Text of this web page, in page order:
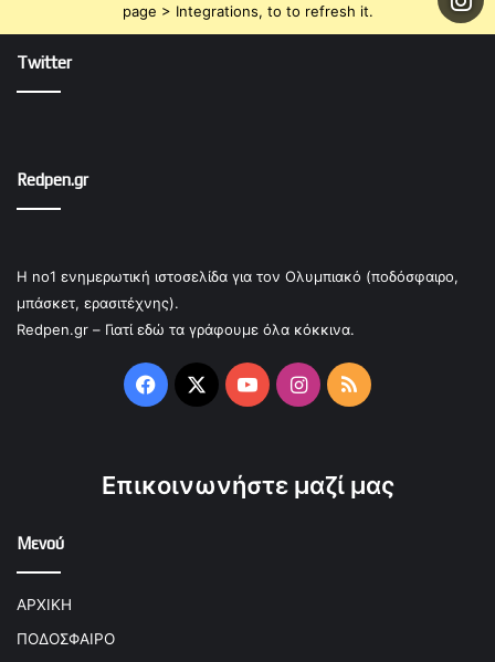
page > Integrations, to to refresh it.
Twitter
Redpen.gr
Η no1 ενημερωτική ιστοσελίδα για τον Ολυμπιακό (ποδόσφαιρο,
μπάσκετ, ερασιτέχνης).
Redpen.gr – Γιατί εδώ τα γράφουμε όλα κόκκινα.
Facebook
X YouTubeInstagram
RSS
Επικοινωνήστε μαζί μας
Μενού
ΑΡΧΙΚΗ
ΠΟΔΟΣΦΑΙΡΟ